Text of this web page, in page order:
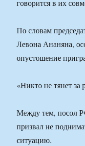
говорится в их
По словам
Левона Ананяна,
опустошение
«Никто не тянет за
Между тем, посол
призвал не
ситуацию.